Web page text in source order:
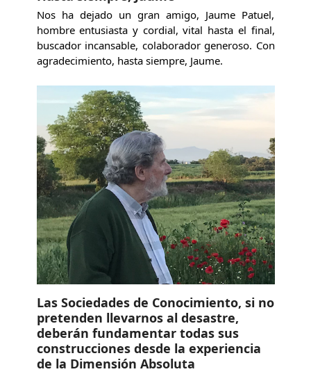
Nos ha dejado un gran amigo, Jaume Patuel,
hombre entusiasta y cordial, vital hasta el final,
buscador incansable, colaborador generoso. Con
agradecimiento, hasta siempre, Jaume.
Las Sociedades de Conocimiento, si no
pretenden llevarnos al desastre,
deberán fundamentar todas sus
construcciones desde la experiencia
de la Dimensión Absoluta